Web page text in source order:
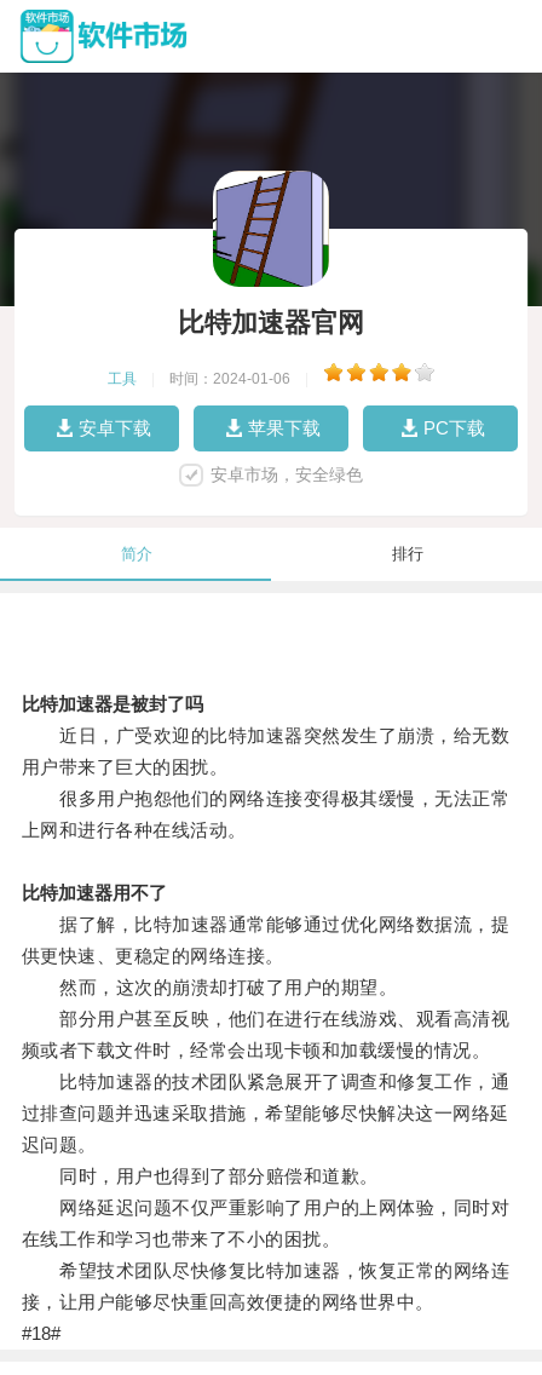
比特加速器官网
工具 时间：2024-01-06
安卓下载 苹果下载 PC下载
安卓市场，安全绿色
简介 排行
比特加速器是被封了吗
近日，广受欢迎的比特加速器突然发生了崩溃，给无数
用户带来了巨大的困扰。
很多用户抱怨他们的网络连接变得极其缓慢，无法正常
上网和进行各种在线活动。
比特加速器用不了
据了解，比特加速器通常能够通过优化网络数据流，提
供更快速、更稳定的网络连接。
然而，这次的崩溃却打破了用户的期望。
部分用户甚至反映，他们在进行在线游戏、观看高清视
频或者下载文件时，经常会出现卡顿和加载缓慢的情况。
比特加速器的技术团队紧急展开了调查和修复工作，通
过排查问题并迅速采取措施，希望能够尽快解决这一网络延
迟问题。
同时，用户也得到了部分赔偿和道歉。
网络延迟问题不仅严重影响了用户的上网体验，同时对
在线工作和学习也带来了不小的困扰。
希望技术团队尽快修复比特加速器，恢复正常的网络连
接，让用户能够尽快重回高效便捷的网络世界中。
#18#